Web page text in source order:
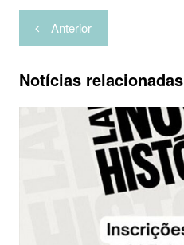
Navegação
de
Post
Anterior
Notícias relacionadas